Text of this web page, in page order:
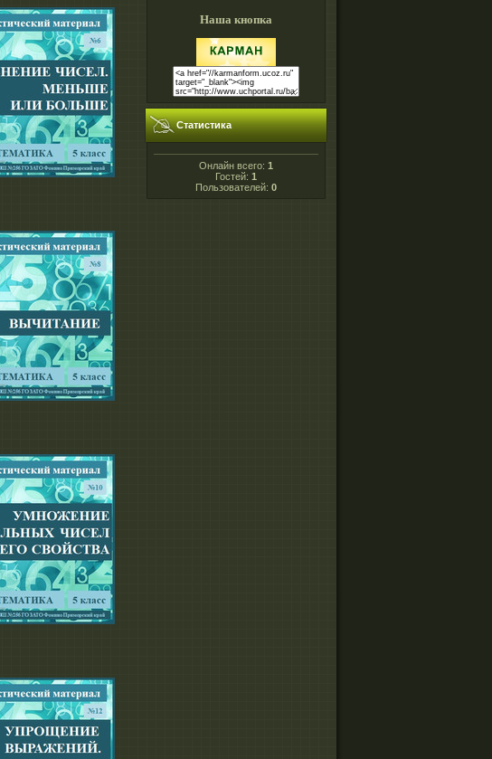
Наша кнопка
Статистика
Онлайн всего: 1
Гостей: 1
Пользователей: 0